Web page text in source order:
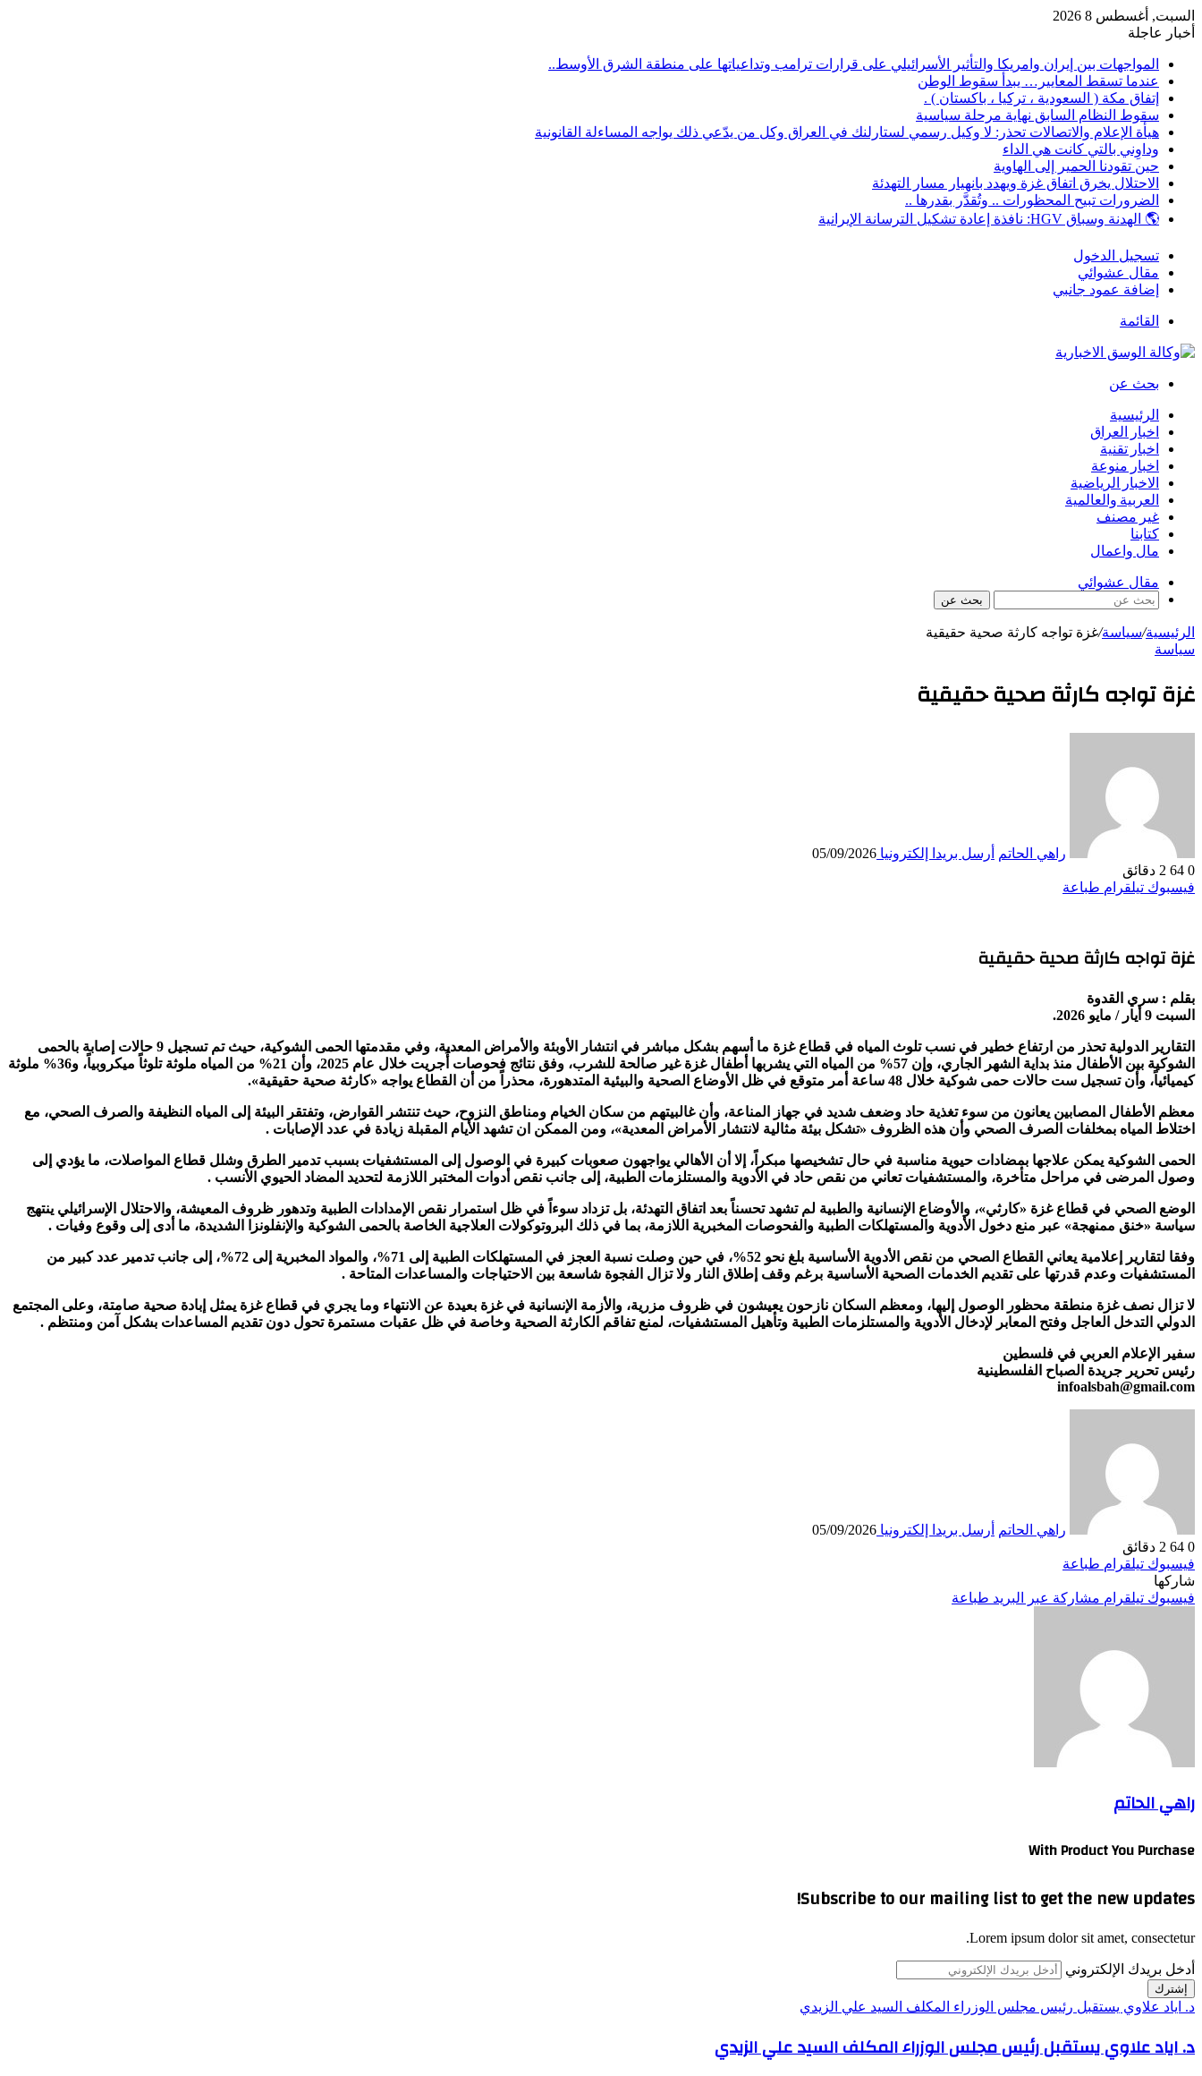
السبت, أغسطس 8 2026
أخبار عاجلة
المواجهات بين إيران وامريكا والتأثير الأسرائيلي على قرارات ترامب وتداعياتها على منطقة الشرق الأوسط..
عندما تسقط المعايير… يبدأ سقوط الوطن
إتفاق مكة ( السعودية ، تركيا ، باكستان ) .
سقوط النظام السابق نهاية مرحلة سياسية
هيأة الإعلام والاتصالات تحذر: لا وكيل رسمي لستارلنك في العراق وكل من يدّعي ذلك يواجه المساءلة القانونية
وداوِني بالتي كانت هي الداء
حين تقودنا الحمير إلى الهاوية
الاحتلال يخرق اتفاق غزة ويهدد بانهيار مسار التهدئة
الضرورات تبيح المحظورات .. وتُقدَّر بقدرها ..
🌎 الهدنة وسباق HGV: نافذة إعادة تشكيل الترسانة الإيرانية
تسجيل الدخول
مقال عشوائي
إضافة عمود جانبي
القائمة
بحث عن
الرئيسية
اخبار العراق
اخبار تقنية
اخبار منوعة
الاخبار الرياضية
العربية والعالمية
غير مصنف
كتابنا
مال واعمال
مقال عشوائي
بحث عن
الرئيسية/سياسة/غزة تواجه كارثة صحية حقيقية
سياسة
غزة تواجه كارثة صحية حقيقية
راهي الحاتم أرسل بريدا إلكترونيا 05/09/2026
0
2 دقائق
فيسبوك تيلقرام طباعة
غزة تواجه كارثة صحية حقيقية
بقلم : سري القدوة
السبت 9 أيار / مايو 2026.
التقارير الدولية تحذر من ارتفاع خطير في نسب تلوث المياه في قطاع غزة ما أسهم بشكل مباشر في انتشار الأوبئة والأمراض المعدية، وفي مقدمتها الحمى الشوكية، حيث تم تسجيل 9 حالات إصابة بالحمى
الشوكية بين الأطفال منذ بداية الشهر الجاري، وإن 57% من المياه التي يشربها أطفال غزة غير صالحة للشرب، وفق نتائج فحوصات أُجريت خلال عام 2025، وأن 21% من المياه ملوثة تلوثاً ميكروبياً، و36% ملوثة
كيميائياً، وأن تسجيل ست حالات حمى شوكية خلال 48 ساعة أمر متوقع في ظل الأوضاع الصحية والبيئية المتدهورة، محذراً من أن القطاع يواجه «كارثة صحية حقيقية».
معظم الأطفال المصابين يعانون من سوء تغذية حاد وضعف شديد في جهاز المناعة، وأن غالبيتهم من سكان الخيام ومناطق النزوح، حيث تنتشر القوارض، وتفتقر البيئة إلى المياه النظيفة والصرف الصحي، مع
اختلاط المياه بمخلفات الصرف الصحي وأن هذه الظروف «تشكل بيئة مثالية لانتشار الأمراض المعدية»، ومن الممكن ان تشهد الأيام المقبلة زيادة في عدد الإصابات .
الحمى الشوكية يمكن علاجها بمضادات حيوية مناسبة في حال تشخيصها مبكراً، إلا أن الأهالي يواجهون صعوبات كبيرة في الوصول إلى المستشفيات بسبب تدمير الطرق وشلل قطاع المواصلات، ما يؤدي إلى
وصول المرضى في مراحل متأخرة، والمستشفيات تعاني من نقص حاد في الأدوية والمستلزمات الطبية، إلى جانب نقص أدوات المختبر اللازمة لتحديد المضاد الحيوي الأنسب .
الوضع الصحي في قطاع غزة «كارثي»، والأوضاع الإنسانية والطبية لم تشهد تحسناً بعد اتفاق التهدئة، بل تزداد سوءاً في ظل استمرار نقص الإمدادات الطبية وتدهور ظروف المعيشة، والاحتلال الإسرائيلي ينتهج
سياسة «خنق ممنهجة» عبر منع دخول الأدوية والمستهلكات الطبية والفحوصات المخبرية اللازمة، بما في ذلك البروتوكولات العلاجية الخاصة بالحمى الشوكية والإنفلونزا الشديدة، ما أدى إلى وقوع وفيات .
وفقا لتقارير إعلامية يعاني القطاع الصحي من نقص الأدوية الأساسية بلغ نحو 52%، في حين وصلت نسبة العجز في المستهلكات الطبية إلى 71%، والمواد المخبرية إلى 72%، إلى جانب تدمير عدد كبير من
المستشفيات وعدم قدرتها على تقديم الخدمات الصحية الأساسية برغم وقف إطلاق النار ولا تزال الفجوة شاسعة بين الاحتياجات والمساعدات المتاحة .
لا تزال نصف غزة منطقة محظور الوصول إليها، ومعظم السكان نازحون يعيشون في ظروف مزرية، والأزمة الإنسانية في غزة بعيدة عن الانتهاء وما يجري في قطاع غزة يمثل إبادة صحية صامتة، وعلى المجتمع
الدولي التدخل العاجل وفتح المعابر لإدخال الأدوية والمستلزمات الطبية وتأهيل المستشفيات، لمنع تفاقم الكارثة الصحية وخاصة في ظل عقبات مستمرة تحول دون تقديم المساعدات بشكل آمن ومنتظم .
سفير الإعلام العربي في فلسطين
رئيس تحرير جريدة الصباح الفلسطينية
infoalsbah@gmail.com
راهي الحاتم أرسل بريدا إلكترونيا 05/09/2026
0
2 دقائق
فيسبوك تيلقرام طباعة
شاركها
فيسبوك تيلقرام مشاركة عبر البريد طباعة
راهي الحاتم
With Product You Purchase
Subscribe to our mailing list to get the new updates!
Lorem ipsum dolor sit amet, consectetur.
أدخل بريدك الإلكتروني
د. اياد علاوي يستقبل رئيس مجلس الوزراء المكلف السيد علي الزيدي
د. اياد علاوي يستقبل رئيس مجلس الوزراء المكلف السيد علي الزيدي